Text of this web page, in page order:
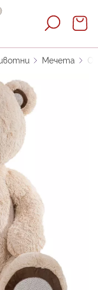
Мечета